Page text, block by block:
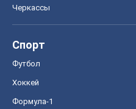
Черкассы
Спорт
Футбол
Хоккей
Формула-1